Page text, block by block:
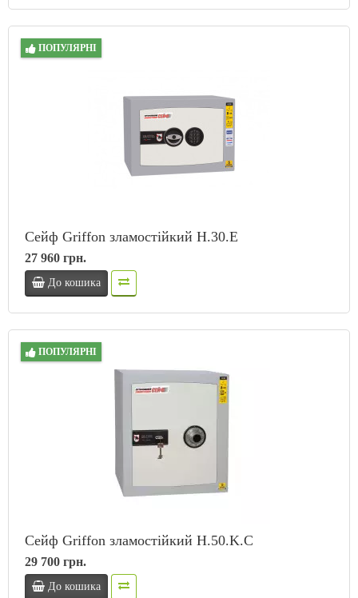
ПОПУЛЯРНІ
Сейф Griffon зламостійкий H.30.E
27 960 грн.
До кошика
ПОПУЛЯРНІ
Сейф Griffon зламостійкий H.50.K.C
29 700 грн.
До кошика